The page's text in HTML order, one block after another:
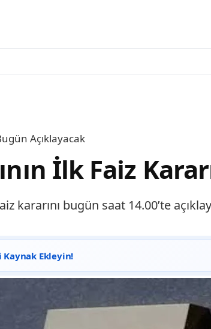
Açıklayacak
İlk Faiz
kararını bugün saat 14.00’te
Ekleyin!